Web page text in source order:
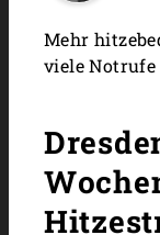
Mehr
viele